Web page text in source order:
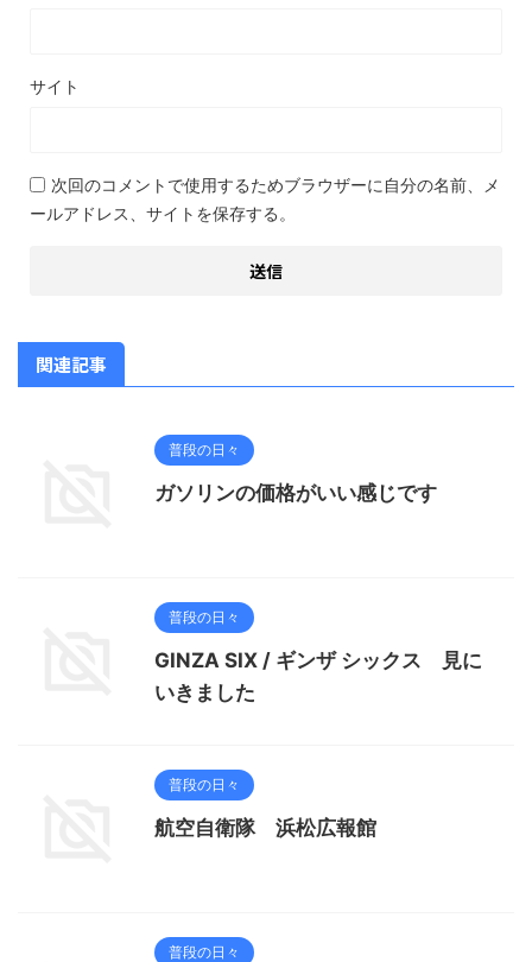
サイト
次回のコメントで使用するためブラウザーに自分の名前、メ
ールアドレス、サイトを保存する。
関連記事
普段の日々
ガソリンの価格がいい感じです
普段の日々
GINZA SIX / ギンザ シックス 見に
いきました
普段の日々
航空自衛隊 浜松広報館
普段の日々